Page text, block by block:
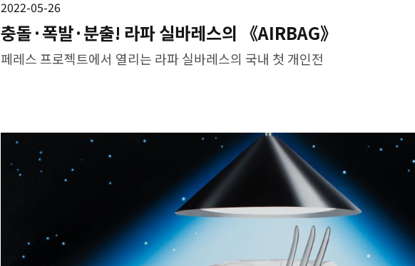
2022-05-26
충돌·폭발·분출! 라파 실바레스의 《AIRBAG》
페레스 프로젝트에서 열리는 라파 실바레스의 국내 첫 개인전